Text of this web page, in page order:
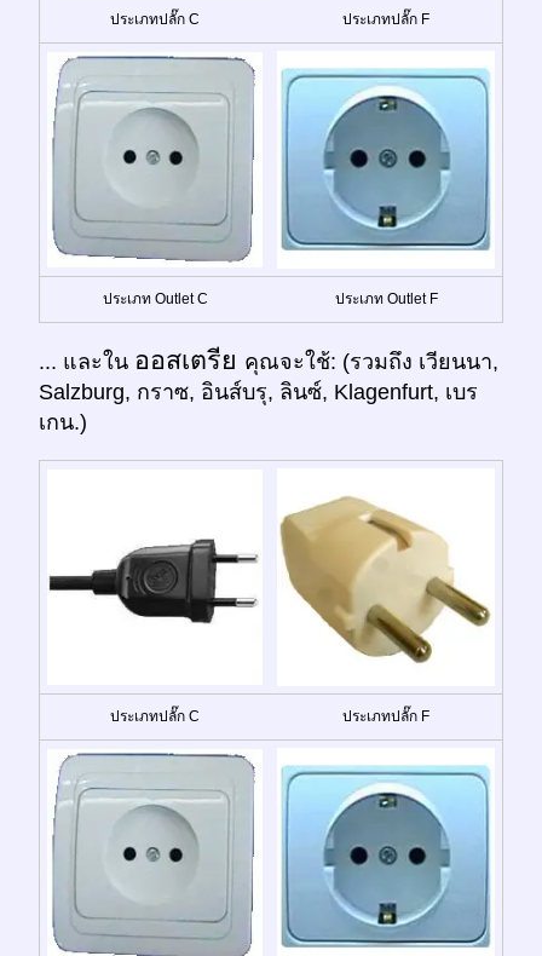
ประเภทปลั๊ก C ประเภทปลั๊ก F
ประเภท Outlet C ประเภท Outlet F
... และใน ออสเตรีย คุณจะใช้: (รวมถึง เวียนนา,
Salzburg, กราซ, อินส์บรุ, ลินซ์, Klagenfurt, เบร
เกน.)
ประเภทปลั๊ก C ประเภทปลั๊ก F